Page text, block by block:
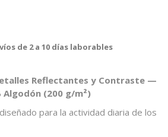
de 2 a 10 días laborables
Reflectantes y Contraste —
(200 g/m²)
para la actividad diaria de los